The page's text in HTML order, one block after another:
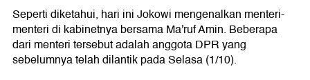
Seperti diketahui, hari ini Jokowi mengenalkan menteri-
menteri di kabinetnya bersama Ma'ruf Amin. Beberapa
dari menteri tersebut adalah anggota DPR yang
sebelumnya telah dilantik pada Selasa (1/10).